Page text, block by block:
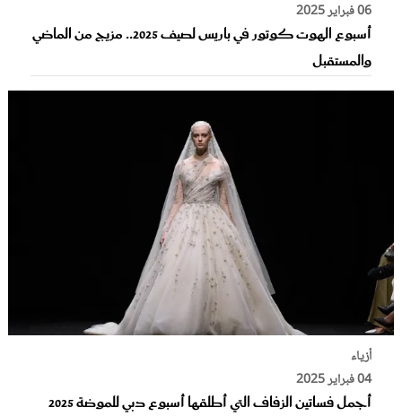
06 فبراير 2025
أسبوع الهوت كوتور في باريس لصيف 2025.. مزيج من الماضي
والمستقبل
أزياء
04 فبراير 2025
أجمل فساتين الزفاف التي أطلقها أسبوع دبي للموضة 2025